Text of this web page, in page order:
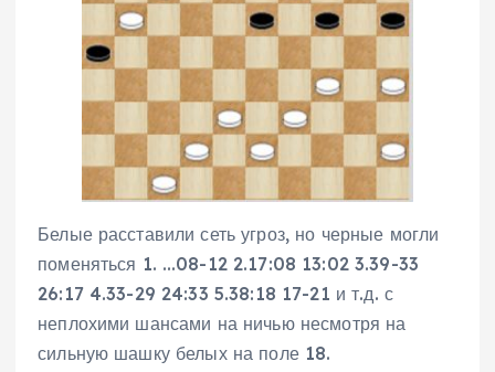
Белые расставили сеть угроз, но черные могли
поменяться 1. …08-12 2.17:08 13:02 3.39-33
26:17 4.33-29 24:33 5.38:18 17-21 и т.д. с
неплохими шансами на ничью несмотря на
сильную шашку белых на поле 18.